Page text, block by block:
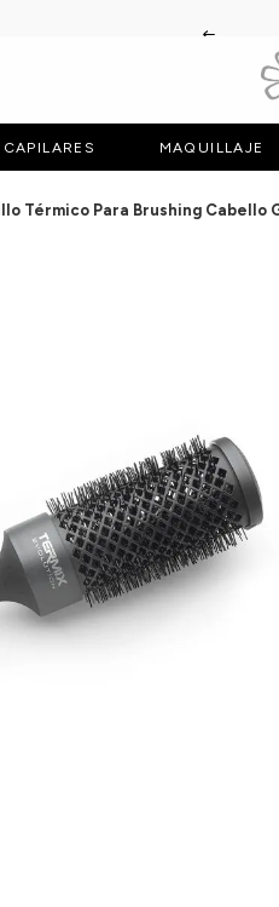
CAPILARES MAQUILLAJE
Térmico Para Brushing Cabello